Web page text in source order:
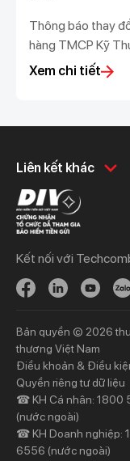
Thông báo thay
hàng TMCP Kỹ
Chi nhánh Đông
Xem chi tiết
Liên kết khác
Khách hàng cá
Chi tiêu
Tiết kiệm
Vay
Đầu tư
Bảo hiểm
Thông tin mới
Khách hàng ưu tiên
Dịch vụ khách hàng
Đặc quyền vượt trội
Kết nối với
Bản quyền © 2026
thương Việt Nam
Điều khoản & Điều
Quyền riêng tư dữ liệu
☎ KH Cá nhân: 1800
(nước ngoài)
☎ KH Doanh nghiệp:
6556 (nước ngoài)